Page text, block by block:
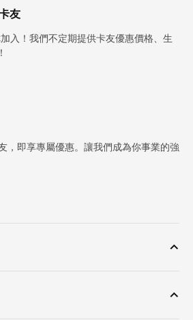
友
入！我們不定期提供卡友優惠價格、生
，即享專屬優惠。讓我們成為你事業的強